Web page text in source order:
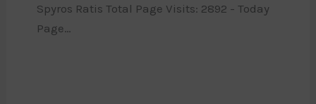
Spyros Ratis Total Page Visits: 2892 - Today
Page…